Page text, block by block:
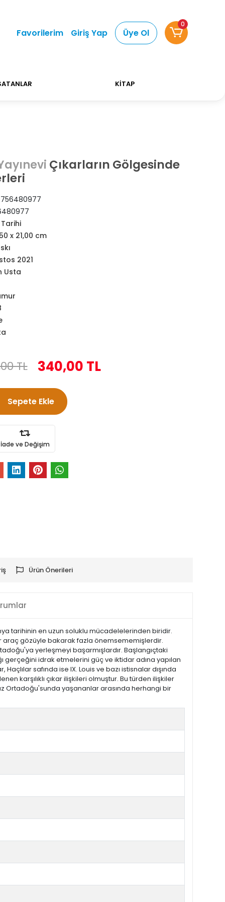
Alışverişlerinizde Kargo Ücretsiz! Bizi tercih
Favorilerim Giriş Yap Üye Ol
0
KİTAP
Çıkarların Gölgesinde
x 21,00 cm
2021
Usta
TL 340,00 TL
Sepete Ekle
İade ve Değişim
Ürün Önerileri
tarihinin en uzun soluklu mücadelelerinden biridir.
araç gözüyle bakarak fazla önemsememişlerdir.
yerleşmeyi başarmışlardır. Başlangıçtaki
gerçeğini idrak etmelerini güç ve iktidar adına yapılan
safında ise IX. Louis ve bazı istisnalar dışında
karşılıklı çıkar ilişkileri olmuştur. Bu türden ilişkiler
Ortadoğu'sunda yaşananlar arasında herhangi bir